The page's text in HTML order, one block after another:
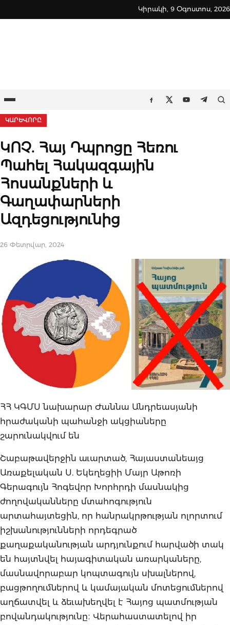
to
Կիրակի, 9 Օգոստոս, 2026
Ընտրացանկ Facebook
TwitterYoutube
ԿԱՐԵՎՈՐԸ
ԿՈՉ. Հայ Դպրոցը Հեռու
Պահել Հակազգային
Հոսանքների և
Գաղափարների
Ազդեցությունից
26 Փետրվար, 2024
ՀՀ ԿԳՄՍ նախարար Ժաննա Անդրեասյանի
հրաժականի պահանջի ակցիաները
շարունակվում են
Շաբաթավերջին աւարտած, Հայաստանեայց
Առաքելական Ս. Եկեղեցիի Մայր Աթոռի
Գերագույն Հոգեվոր Խորհրդի մասնակից
ժողովականները մտահոգություն
արտահայտեցին, որ հանրակրթության ոլորտում
իշխանությունների որդեգրած
քաղաքականության արդյունքում հարվածի տակ
են հայտնվել հայագիտական առարկաները,
մասնավորաբար կոպտագույն սխալներով,
բացթողումներով և կամայական մոտեցումներով
աղճատվել և ձեւախեղվել է Հայոց պատմության
բովանդակությունը։ Վերահաստատելով իր